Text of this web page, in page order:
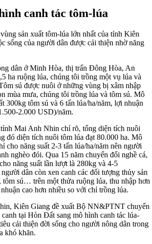
canh tác tôm-lúa
sản xuất tôm-lúa lớn nhất của tỉnh Kiên
sống của người dân được cải thiện nhờ năng
dân ở Minh Hòa, thị trấn Đông Hòa, An
ha ruộng lúa, chúng tôi trồng một vụ lúa và
sú được nuôi ở những vùng bị xâm nhập
mùa mưa, chúng tôi trồng lúa và tôm sú. Mô
300kg tôm sú và 6 tấn lúa/ha/năm, lợi nhuận
2.000 USD)/năm.
Mai Anh Nhin chỉ rõ, tổng diện tích nuôi
đó diện tích nuôi tôm lúa đạt 80.000 ha. Mô
cho năng suất 2-3 tấn lúa/ha/năm nên người
nghèo đói. Qua 15 năm chuyển đổi nghề cá,
năng suất lần lượt là 280kg và 4-5
dân còn xen canh các đối tượng thủy sản
tôm sú… trên một thửa ruộng lúa, thu nhập hơn
cao hơn nhiều so với chỉ trồng lúa.
Kiên Giang đề xuất Bộ NN&PTNT chuyển
tại Hòn Đất sang mô hình canh tác lúa-
cải thiện đời sống cho người nông dân trong
khó khăn.